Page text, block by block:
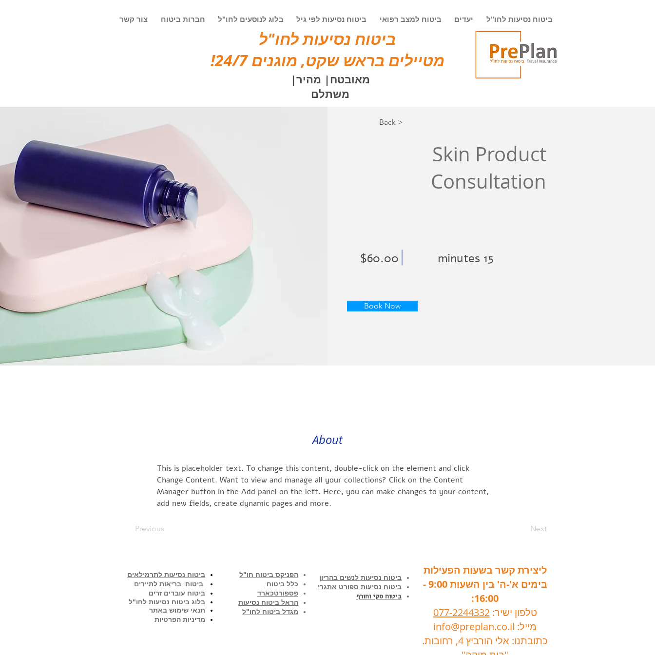
ביטוח נסיעות לחו"ל יעדים ביטוח למצב רפואי ביטוח נסיעות לפי גיל בלוג לנוסעים לחו"ל חברות ביטוח צור קשר
ביטוח נסיעות לחו"ל
מטיילים בראש שקט, מוגנים 24/7!
מאובטח| מהיר|
משתלם
< Back
Skin Product
Consultation
15 minutes
$60.00
Book Now
About
This is placeholder text. To change this content, double-click on the element and click
Change Content. Want to view and manage all your collections? Click on the Content
Manager button in the Add panel on the left. Here, you can make changes to your content,
add new fields, create dynamic pages and more.
Next
Previous
ליצירת קשר בשעות הפעילות
בימים א'-ה' בין השעות 9:00 -
16:00:
טלפון ישיר:077-2244332
מייל: info@preplan.co.il
כתובתנו: אלי הורביץ 4, רחובות.
ביטוח נסיעות לנשים בהריון
ביטוח נסיעות ספורט אתגרי
ביטוח סקי וחורף
הפניקס ביטוח חו"ל
כלל ביטוח
פספורטכארד
הראל ביטוח נסיעות
מגדל ביטוח לחו"ל
ביטוח נסיעות לתרמילאים
ביטוח בריאות לתיירים
ביטוח עובדים זרים
בלוג ביטוח נסיעות לחו"ל
תנאי שימוש באתר
מדיניות הפרטיות